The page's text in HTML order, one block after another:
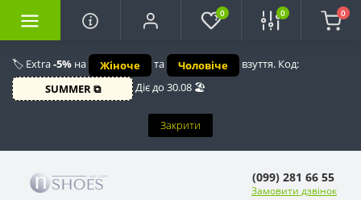
🏷️ Extra-5% на Жіноче та Чоловіче
взуття. Код:
SUMMER ⧉
Діє до 30.08 🏖️
Закрити
0 0 0
(099) 281 66 55
Замовити дзвінок